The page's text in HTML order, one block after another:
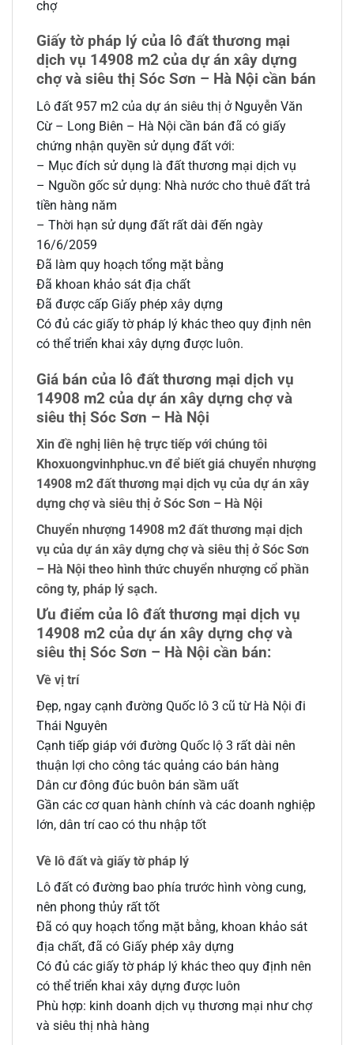
chợ
Giấy tờ pháp lý của lô đất thương mại
dịch vụ 14908 m2 của dự án xây dựng
chợ và siêu thị Sóc Sơn – Hà Nội cần bán
Lô đất 957 m2 của dự án siêu thị ở Nguyễn Văn
Cừ – Long Biên – Hà Nội cần bán đã có giấy
chứng nhận quyền sử dụng đất với:
– Mục đích sử dụng là đất thương mại dịch vụ
– Nguồn gốc sử dụng: Nhà nước cho thuê đất trả
tiền hàng năm
– Thời hạn sử dụng đất rất dài đến ngày
16/6/2059
Đã làm quy hoạch tổng mặt bằng
Đã khoan khảo sát địa chất
Đã được cấp Giấy phép xây dựng
Có đủ các giấy tờ pháp lý khác theo quy định nên
có thể triển khai xây dựng được luôn.
Giá bán của lô đất thương mại dịch vụ
14908 m2 của dự án xây dựng chợ và
siêu thị Sóc Sơn – Hà Nội
Xin đề nghị liên hệ trực tiếp với chúng tôi
Khoxuongvinhphuc.vn để biết giá chuyển nhượng
14908 m2 đất thương mại dịch vụ của dự án xây
dựng chợ và siêu thị ở Sóc Sơn – Hà Nội
Chuyển nhượng 14908 m2 đất thương mại dịch
vụ của dự án xây dựng chợ và siêu thị ở Sóc Sơn
– Hà Nội theo hình thức chuyển nhượng cổ phần
công ty, pháp lý sạch.
Ưu điểm của lô đất thương mại dịch vụ
14908 m2 của dự án xây dựng chợ và
siêu thị Sóc Sơn – Hà Nội cần bán:
Về vị trí
Đẹp, ngay cạnh đường Quốc lô 3 cũ từ Hà Nội đi
Thái Nguyên
Cạnh tiếp giáp với đường Quốc lộ 3 rất dài nên
thuận lợi cho công tác quảng cáo bán hàng
Dân cư đông đúc buôn bán sầm uất
Gần các cơ quan hành chính và các doanh nghiệp
lớn, dân trí cao có thu nhập tốt
Về lô đất và giấy tờ pháp lý
Lô đất có đường bao phía trước hình vòng cung,
nên phong thủy rất tốt
Đã có quy hoạch tổng mặt bằng, khoan khảo sát
địa chất, đã có Giấy phép xây dựng
Có đủ các giấy tờ pháp lý khác theo quy định nên
có thể triển khai xây dựng được luôn
Phù hợp: kinh doanh dịch vụ thương mại như chợ
và siêu thị nhà hàng